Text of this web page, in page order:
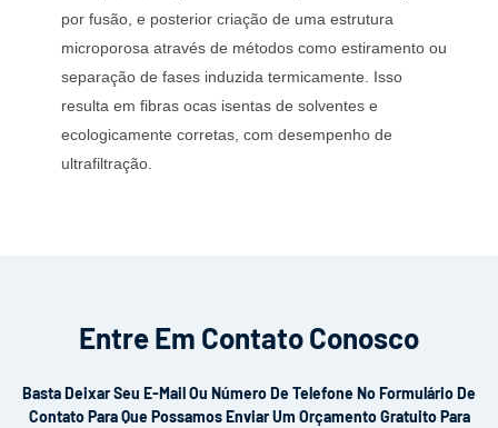
por fusão, e posterior criação de uma estrutura
microporosa através de métodos como estiramento ou
separação de fases induzida termicamente. Isso
resulta em fibras ocas isentas de solventes e
ecologicamente corretas, com desempenho de
ultrafiltração.
Entre Em Contato Conosco
Basta Deixar Seu E-Mail Ou Número De Telefone No Formulário De
Contato Para Que Possamos Enviar Um Orçamento Gratuito Para